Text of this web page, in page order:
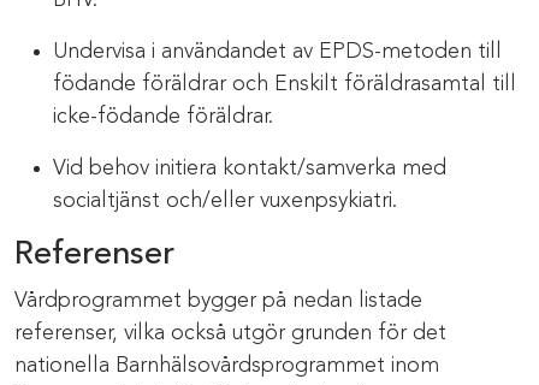
Undervisa i användandet av EPDS-metoden till
födande föräldrar och Enskilt föräldrasamtal till
icke-födande föräldrar.
Vid behov initiera kontakt/samverka med
socialtjänst och/eller vuxenpsykiatri.
Referenser
Vårdprogrammet bygger på nedan listade
referenser, vilka också utgör grunden för det
nationella Barnhälsovårdsprogrammet inom